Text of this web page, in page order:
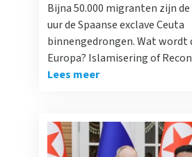
Bijna 50.000 migranten zijn
uur de Spaanse exclave Ceuta
binnengedrongen. Wat wordt
Europa? Islamisering of
Lees meer